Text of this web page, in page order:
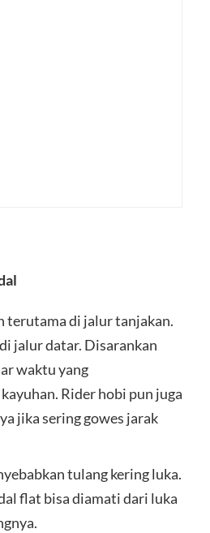
terutama di jalur tanjakan.
jalur datar. Disarankan
waktu yang
Rider hobi pun juga
jika sering gowes jarak
tulang kering luka.
flat bisa diamati dari luka